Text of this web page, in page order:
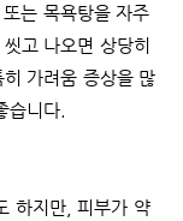
는 목욕탕을 자주
고 나오면 상당히
가려움 증상을 많
습니다.
하지만, 피부가 약